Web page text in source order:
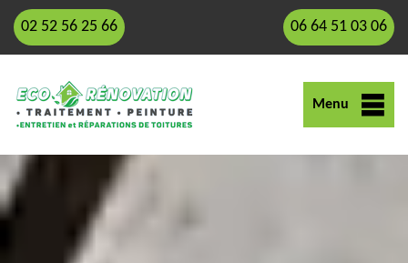
02 52 56 25 66 06 64 51 03 06
Menu